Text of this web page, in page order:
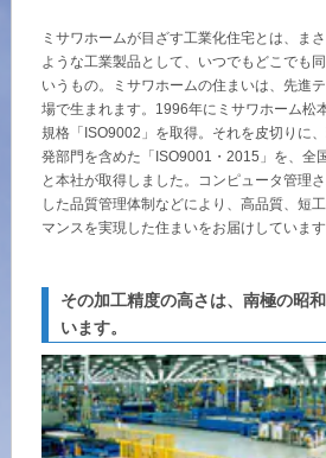
売る [MISAWA RELAY]
住まいの売却
多彩な動画やこだわりが詰まった建築実
まいづくりを楽しく学べるデジタルラウン
ホームラウンジ 新築・戸建て
これから土地活用・賃貸
土地活用の基礎から長期安定経営を目指
に役立つ多彩な情報を幅広くお届けしま
ホームラウンジ 土地活用・賃貸経営
これからリフォームを
実例動画や基礎知識、収納の工夫など、
ームの具体策とアイデアを豊富にご用意
ホームラウンジ リフォーム
分譲用地
すべてのフィールドに新しい価値をデザ
のまちづくりを実現していきます。
ミサワホームオーナーさま・リフォーム
ームを結ぶコミュニケーションサイト。
ツや、ミサワホームからの大切なお知ら
環境活動
採用情報
新卒者採用
障がい者採用
ウエルネス事業
ミサワホームが目ざす工業化住宅とは、ま
ような工業製品として、いつでもどこでも
いうもの。ミサワホームの住まいは、先進
場で生まれます。1996年にミサワホーム松
規格「ISO9002」を取得。それを皮切りに
発部門を含めた「ISO9001・2015」を、全
と本社が取得しました。コンピュータ管理
した品質管理体制などにより、高品質、短
マンスを実現した住まいをお届けしています
その加工精度の高さは、南極の昭
います。